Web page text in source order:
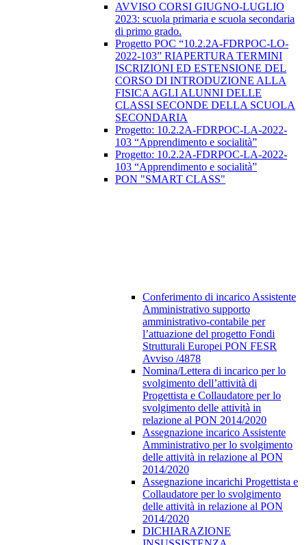
AVVISO CORSI GIUGNO-LUGLIO
2023: scuola primaria e scuola secondaria
di primo grado.
Progetto POC “10.2.2A-FDRPOC-LO-
2022-103” RIAPERTURA TERMINI
ISCRIZIONI ED ESTENSIONE DEL
CORSO DI INTRODUZIONE ALLA
FISICA AGLI ALUNNI DELLE
CLASSI SECONDE DELLA SCUOLA
SECONDARIA
​Progetto: 10.2.2A-FDRPOC-LA-2022-
103 “Apprendimento e socialità”
Progetto: 10.2.2A-FDRPOC-LA-2022-
103 “Apprendimento e socialità”
PON "SMART CLASS"
Conferimento di incarico Assistente
Amministrativo supporto
amministrativo-contabile per
l’attuazione del progetto Fondi
Strutturali Europei PON FESR
Avviso /4878
Nomina/Lettera di incarico per lo
svolgimento dell’attività di
Progettista e Collaudatore per lo
svolgimento delle attività in
relazione al PON 2014/2020
Assegnazione incarico Assistente
Amministrativo per lo svolgimento
delle attività in relazione al PON
2014/2020
Assegnazione incarichi Progettista e
Collaudatore per lo svolgimento
delle attività in relazione al PON
2014/2020
DICHIARAZIONE